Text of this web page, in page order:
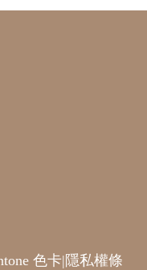
色卡| 隱私權條